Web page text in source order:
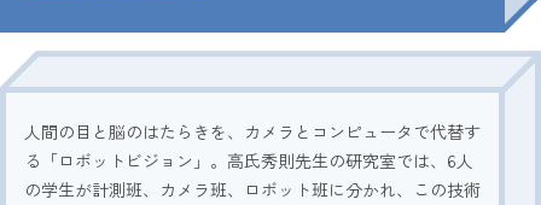
北海学園大学 アクセス お問い合わせ
人間の目と脳のはたらきを、カメラとコンピュータで代替す
る「ロボットビジョン」。高氏秀則先生の研究室では、6人
の学生が計測班、カメラ班、ロボット班に分かれ、この技術